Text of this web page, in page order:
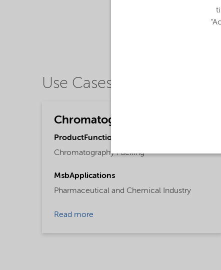
Use Cases
Chromatography
ProductFunctions
Chromatography Packing
MsbApplications
Pharmaceutical and Chemical Industry
Read more